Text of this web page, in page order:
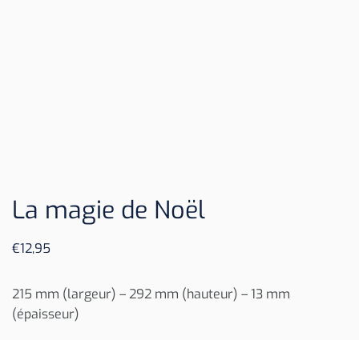
La magie de Noël
€12,95
215 mm (largeur) – 292 mm (hauteur) – 13 mm
(épaisseur)